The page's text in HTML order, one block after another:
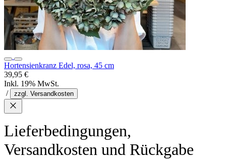
Hortensienkranz Edel, rosa, 45 cm
39,95 €
Inkl. 19% MwSt.
/
zzgl. Versandkosten
Lieferbedingungen,
Versandkosten und Rückgabe